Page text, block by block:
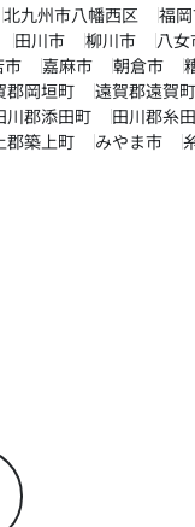
北九州市八幡西区 福
田川市 柳川市 八女
市 嘉麻市 朝倉市
郡岡垣町 遠賀郡遠賀町
川郡添田町 田川郡糸
郡築上町 みやま市